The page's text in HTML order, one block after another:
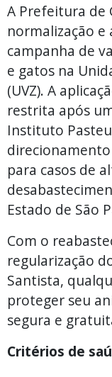
A Prefeitura de
normalização e
campanha de
e gatos na
(UVZ). A
restrita após
Instituto
para casos de
Estado de São
Com o
regularização
Santista,
proteger seu
segura e
Critérios de